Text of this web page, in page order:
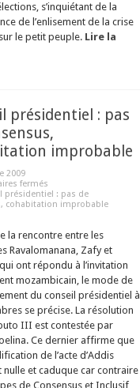
s’inquiétant de la
de l’enlisement de la crise
le petit peuple. Lire la
présidentiel : pas
improbable
2009
fermés
présidentiel : pas de
cohabitation improbable
la rencontre entre les
Ravalomanana, Zafy et
ont répondu à l’invitation
mozambicain, le mode de
du conseil présidentiel à
se précise. La résolution
III est contestée par
Ce dernier affirme que
de l’acte d’Addis
nulle et caduque car contraire
de Consensus et Inclusif